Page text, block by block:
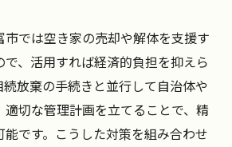
市では空き家の売却や解体を支援す
、活用すれば経済的負担を抑えら
放棄の手続きと並行して自治体や
切な管理計画を立てることで、精
です。こうした対策を組み合わせ